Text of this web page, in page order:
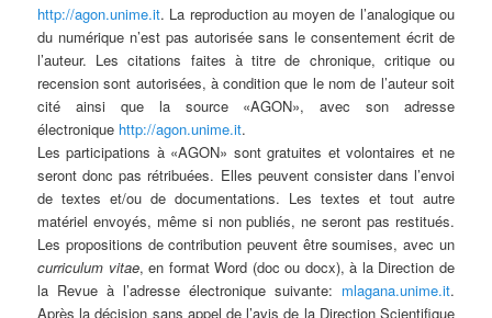
http://agon.unime.it. La reproduction au moyen de l’analogique ou
du numérique n’est pas autorisée sans le consentement écrit de
l’auteur. Les citations faites à titre de chronique, critique ou
recension sont autorisées, à condition que le nom de l’auteur soit
cité ainsi que la source «AGON», avec son adresse
électronique http://agon.unime.it.
Les participations à «AGON» sont gratuites et volontaires et ne
seront donc pas rétribuées. Elles peuvent consister dans l’envoi
de textes et/ou de documentations. Les textes et tout autre
matériel envoyés, même si non publiés, ne seront pas restitués.
Les propositions de contribution peuvent être soumises, avec un
curriculum vitae, en format Word (doc ou docx), à la Direction de
la Revue à l’adresse électronique suivante: mlagana.unime.it.
Après la décision sans appel de l’avis de la Direction Scientifique